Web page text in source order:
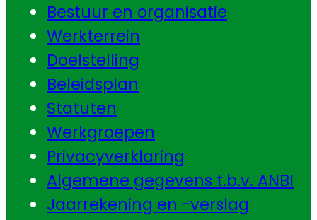
Bestuur en organisatie
Werkterrein
Doelstelling
Beleidsplan
Statuten
Werkgroepen
Privacyverklaring
Algemene gegevens t.b.v. ANBI
Jaarrekening en -verslag